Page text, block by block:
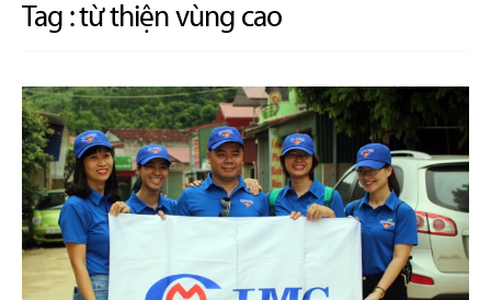
Tag :từ thiện vùng cao